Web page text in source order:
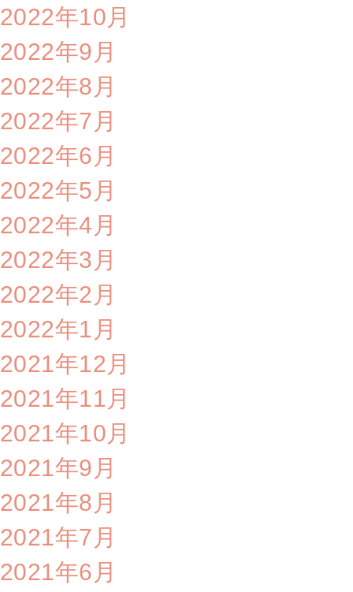
2022年10月
2022年9月
2022年8月
2022年7月
2022年6月
2022年5月
2022年4月
2022年3月
2022年2月
2022年1月
2021年12月
2021年11月
2021年10月
2021年9月
2021年8月
2021年7月
2021年6月